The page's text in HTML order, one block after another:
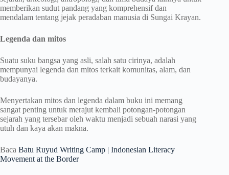
memberikan sudut pandang yang komprehensif dan
mendalam tentang jejak peradaban manusia di Sungai Krayan.
Legenda dan mitos
Suatu suku bangsa yang asli, salah satu cirinya, adalah
mempunyai legenda dan mitos terkait komunitas, alam, dan
budayanya.
Menyertakan mitos dan legenda dalam buku ini memang
sangat penting untuk merajut kembali potongan-potongan
sejarah yang tersebar oleh waktu menjadi sebuah narasi yang
utuh dan kaya akan makna.
Baca Batu Ruyud Writing Camp | Indonesian Literacy
Movement at the Border